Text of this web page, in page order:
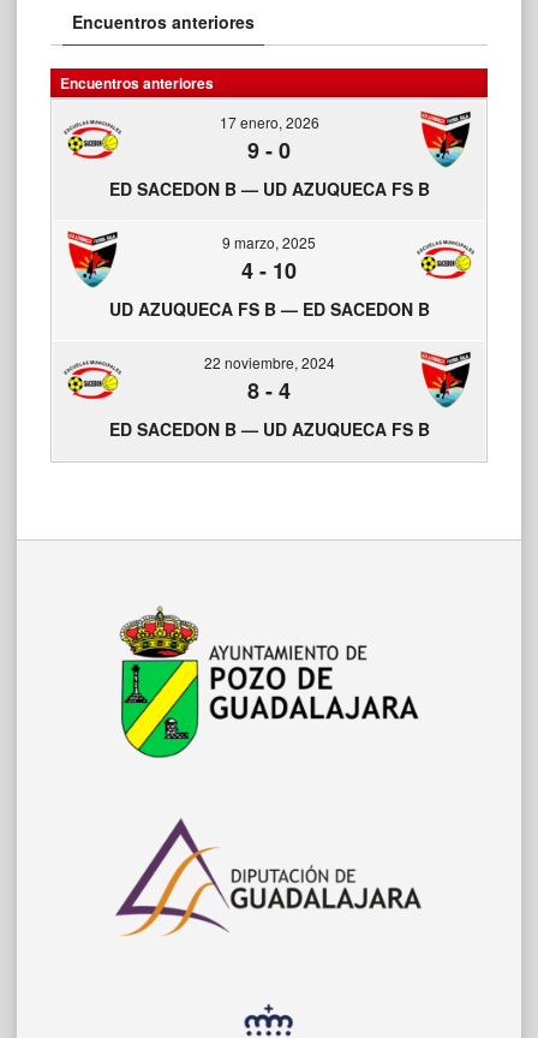
Encuentros anteriores
Encuentros anteriores
17 enero, 2026
9-0
ED SACEDON B — UD AZUQUECA FS B
9 marzo, 2025
4- 10
UD AZUQUECA FS B — ED SACEDON B
22 noviembre, 2024
8-4
ED SACEDON B — UD AZUQUECA FS B